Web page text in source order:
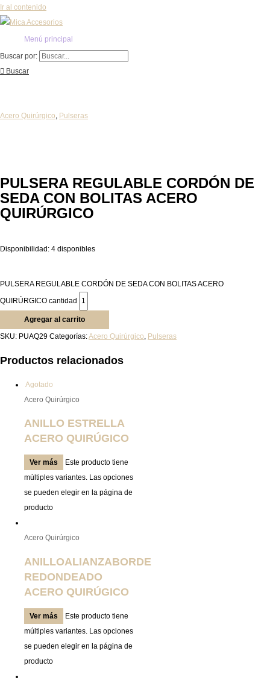
Ir al contenido
Menú principal
Buscar por:
Buscar
Acero Quirúrgico, Pulseras
PULSERA REGULABLE CORDÓN DE
SEDA CON BOLITAS ACERO
QUIRÚRGICO
Disponibilidad: 4 disponibles
PULSERA REGULABLE CORDÓN DE SEDA CON BOLITAS ACERO
QUIRÚRGICO cantidad
Agregar al carrito
SKU: PUAQ29 Categorías:Acero Quirúrgico, Pulseras
Productos relacionados
Agotado
Acero Quirúrgico
ANILLO ESTRELLA
ACERO QUIRÚGICO
Ver más
Este producto tiene
múltiples variantes. Las opciones
se pueden elegir en la página de
producto
Acero Quirúrgico
ANILLOALIANZABORDE
REDONDEADO
ACERO QUIRÚGICO
Ver más
Este producto tiene
múltiples variantes. Las opciones
se pueden elegir en la página de
producto